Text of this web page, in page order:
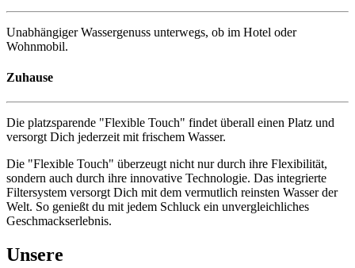
Unabhängiger Wassergenuss unterwegs, ob im Hotel oder
Wohnmobil.
Zuhause
Die platzsparende "Flexible Touch" findet überall einen Platz und
versorgt Dich jederzeit mit frischem Wasser.
Die "Flexible Touch" überzeugt nicht nur durch ihre Flexibilität,
sondern auch durch ihre innovative Technologie. Das integrierte
Filtersystem versorgt Dich mit dem vermutlich reinsten Wasser der
Welt. So genießt du mit jedem Schluck ein unvergleichliches
Geschmackserlebnis.
Unsere